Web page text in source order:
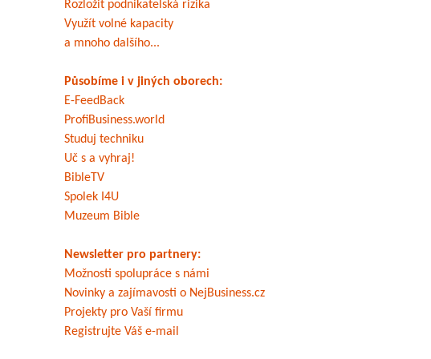
Rozložit podnikatelská rizika
Využít volné kapacity
a mnoho dalšího...
Působíme i v jiných oborech:
E-FeedBack
ProfiBusiness.world
Studuj techniku
Uč s a vyhraj!
BibleTV
Spolek I4U
Muzeum Bible
Newsletter pro partnery:
Možnosti spolupráce s námi
Novinky a zajímavosti o NejBusiness.cz
Projekty pro Vaší firmu
Registrujte Váš e-mail